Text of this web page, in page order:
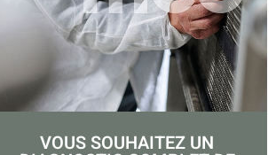
VOUS SOUHAITEZ UN